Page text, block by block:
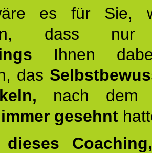
es für Sie,
dass
Ihnen
das
nach dem
gesehnt
dieses